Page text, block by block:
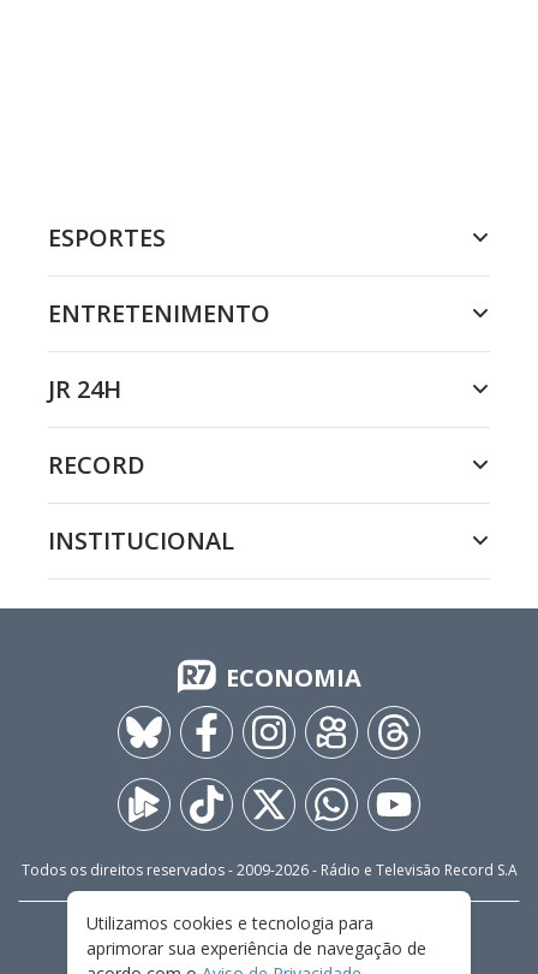
ESPORTES
ENTRETENIMENTO
JR 24H
RECORD
INSTITUCIONAL
ECONOMIA
Todos os direitos reservados - 2009-2026- Rádio e Televisão Record S.A
FALE CONOSCO
PRIVACIDADE
TERMOS E CONDIÇÕES DE USO
Utilizamos cookies e tecnologia para
aprimorar sua experiência de navegação de